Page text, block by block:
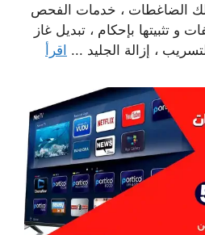
الضاغطات ، خدمات الفحص
و تثبيتها بإحكام ، تبديل غاز
، إزالة الجليد ... اقرأ